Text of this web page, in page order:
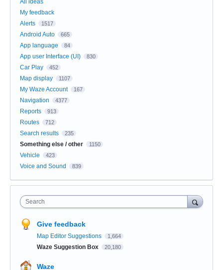
My feedback
Alerts
1517
Android Auto 665
App language 84
App user Interface (UI) 830
Car Play 452
Map display 1107
My Waze Account 167
Navigation 4377
Reports 913
Routes 712
Search results 235
Something else / other 1150
Vehicle 423
Voice and Sound 839
Search
Give feedback
Map Editor Suggestions 1,664
Waze Suggestion Box 20,180
Waze